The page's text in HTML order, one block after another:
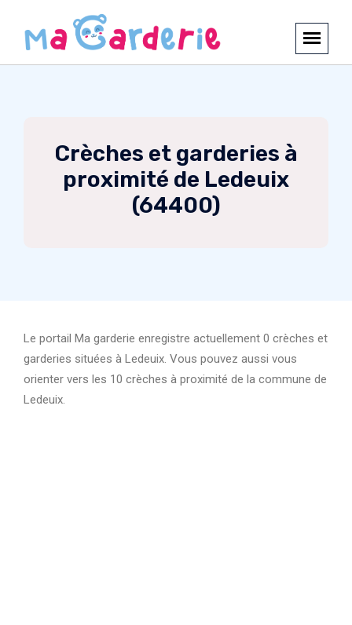
Crèches et garderies à
proximité de Ledeuix
(64400)
Le portail Ma garderie enregistre actuellement 0 crèches et
garderies situées à Ledeuix. Vous pouvez aussi vous
orienter vers les 10 crèches à proximité de la commune de
Ledeuix.